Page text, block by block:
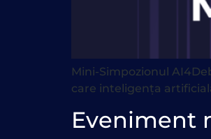
Mini-Simpozionul
care inteligența
Eveniment